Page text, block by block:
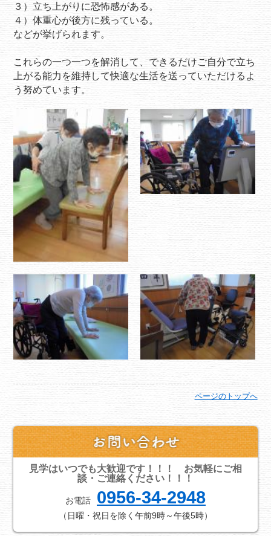
３）立ち上がりに恐怖感がある。
４）体重心が後方に残っている。
などが挙げられます。
これらの一つ一つを解消して、できるだけご自分で立ち
上がる能力を維持して快適な生活を送っていただけるよ
う努めています。
ページのトップへ
見学はいつでも大歓迎です！！！ お気軽にご相
談・ご連絡ください！！！
お電話 0956-34-2948
（日曜・祝日を除く午前9時～午後5時）